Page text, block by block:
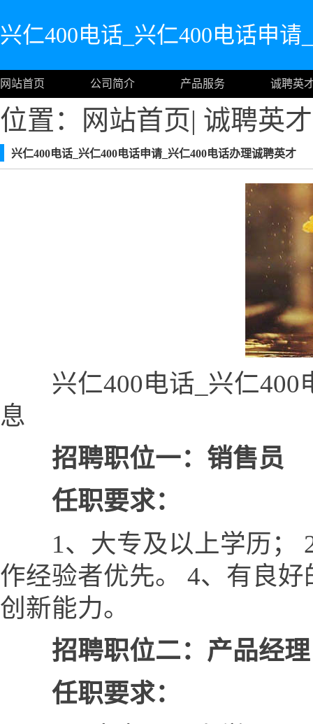
兴仁400电话_兴仁400电话申请
网站首页 公司简介 产品服务 诚聘英
位置： 网站首页| 诚聘英才
兴仁400电话_兴仁400电话申请_兴仁400电话办理诚聘英才
兴仁400电话_兴仁400
息
招聘职位一：销售员
任职要求：
1、大专及以上学历； 2
作经验者优先。 4、有良
创新能力。
招聘职位二：产品经理
任职要求：